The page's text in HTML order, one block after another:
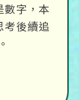
數字，本
考後續追